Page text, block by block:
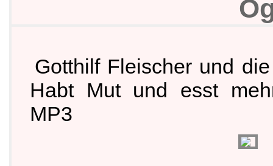
Gotthilf Fleischer und
Habt Mut und esst
MP3